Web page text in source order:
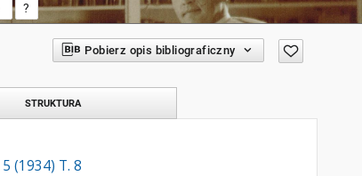
?
Pobierz opis bibliograficzny
STRUKTURA
(1934) T. 8